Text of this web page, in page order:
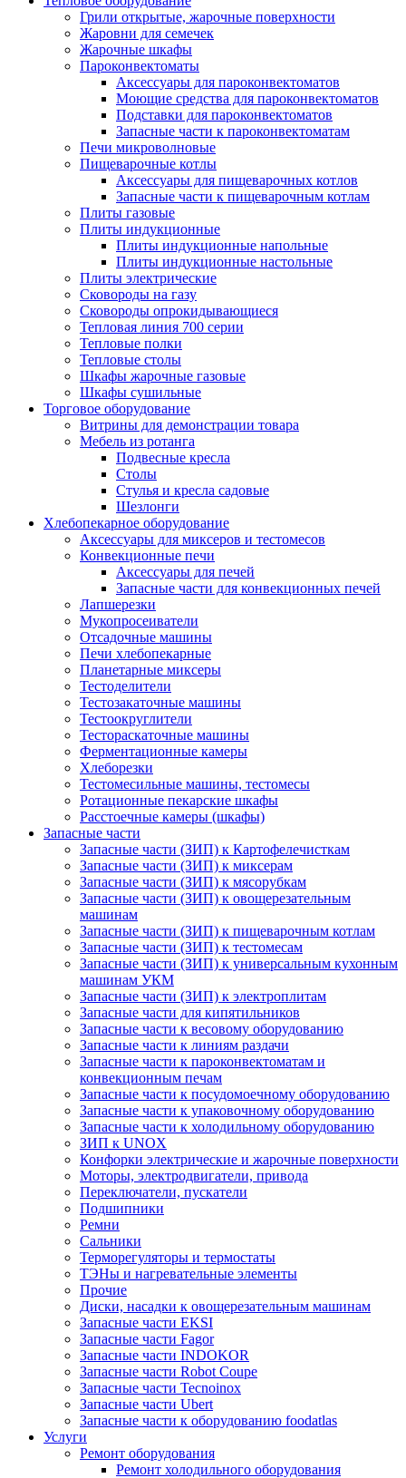
Грили открытые, жарочные поверхности
Жаровни для семечек
Жарочные шкафы
Пароконвектоматы
Аксессуары для пароконвектоматов
Моющие средства для пароконвектоматов
Подставки для пароконвектоматов
Запасные части к пароконвектоматам
Печи микроволновые
Пищеварочные котлы
Аксессуары для пищеварочных котлов
Запасные части к пищеварочным котлам
Плиты газовые
Плиты индукционные
Плиты индукционные напольные
Плиты индукционные настольные
Плиты электрические
Сковороды на газу
Сковороды опрокидывающиеся
Тепловая линия 700 серии
Тепловые полки
Тепловые столы
Шкафы жарочные газовые
Шкафы сушильные
Торговое оборудование
Витрины для демонстрации товара
Мебель из ротанга
Подвесные кресла
Столы
Стулья и кресла садовые
Шезлонги
Хлебопекарное оборудование
Аксессуары для миксеров и тестомесов
Конвекционные печи
Аксессуары для печей
Запасные части для конвекционных печей
Лапшерезки
Мукопросеиватели
Отсадочные машины
Печи хлебопекарные
Планетарные миксеры
Тестоделители
Тестозакаточные машины
Тестоокруглители
Тестораскаточные машины
Ферментационные камеры
Хлеборезки
Тестомесильные машины, тестомесы
Ротационные пекарские шкафы
Расстоечные камеры (шкафы)
Запасные части
Запасные части (ЗИП) к Картофелечисткам
Запасные части (ЗИП) к миксерам
Запасные части (ЗИП) к мясорубкам
Запасные части (ЗИП) к овощерезательным
машинам
Запасные части (ЗИП) к пищеварочным котлам
Запасные части (ЗИП) к тестомесам
Запасные части (ЗИП) к универсальным кухонным
машинам УКМ
Запасные части (ЗИП) к электроплитам
Запасные части для кипятильников
Запасные части к весовому оборудованию
Запасные части к линиям раздачи
Запасные части к пароконвектоматам и
конвекционным печам
Запасные части к посудомоечному оборудованию
Запасные части к упаковочному оборудованию
Запасные части к холодильному оборудованию
ЗИП к UNOX
Конфорки электрические и жарочные поверхности
Моторы, электродвигатели, привода
Переключатели, пускатели
Подшипники
Ремни
Сальники
Терморегуляторы и термостаты
ТЭНы и нагревательные элементы
Прочие
Диски, насадки к овощерезательным машинам
Запасные части EKSI
Запасные части Fagor
Запасные части INDOKOR
Запасные части Robot Coupe
Запасные части Tecnoinox
Запасные части Ubert
Запасные части к оборудованию foodatlas
Услуги
Ремонт оборудования
Ремонт холодильного оборудования